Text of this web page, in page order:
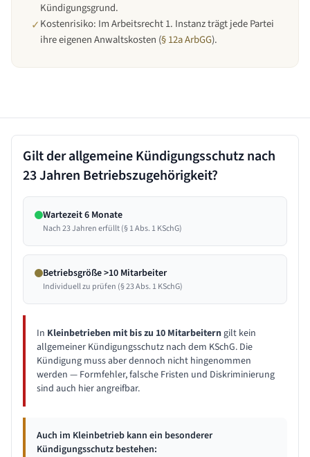
Kündigungsgrund.
✓Kostenrisiko: Im Arbeitsrecht 1. Instanz trägt jede Partei
ihre eigenen Anwaltskosten (§ 12a ArbGG).
Gilt der allgemeine Kündigungsschutz nach
23 Jahren Betriebszugehörigkeit?
Wartezeit 6 Monate
Nach 23 Jahren erfüllt (§ 1 Abs. 1 KSchG)
Betriebsgröße >10 Mitarbeiter
Individuell zu prüfen (§ 23 Abs. 1 KSchG)
In Kleinbetrieben mit bis zu 10 Mitarbeiterngilt kein
allgemeiner Kündigungsschutz nach dem KSchG. Die
Kündigung muss aber dennoch nicht hingenommen
werden — Formfehler, falsche Fristen und Diskriminierung
sind auch hier angreifbar.
Auch im Kleinbetrieb kann ein besonderer
Kündigungsschutz bestehen: